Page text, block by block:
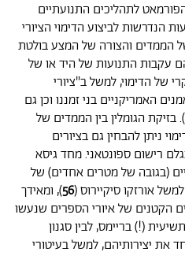
לתהליכים התנועתיים
הנדרשות לביצוע הדימוי הציורי
הממדים והצורה של המצע בולטת
עקבות התנועות של היד או של
של הדימוי, למשל ב"ציורי
האמריקניים בני זמננו וכן גם
). בזיקת הגומלין בין הממדים של
ניתן להבחין גם בציורים
רישום ספונטאני. מחד גיסא
(בגובה של מטרים אחדים) של
אורזקו סיקיירוס (56), ומאידך
הקטנים של איורי הספרים שנעשו
(!) בריימס, לבין סגנון
את יצירותיהם, למשל בעיטורי